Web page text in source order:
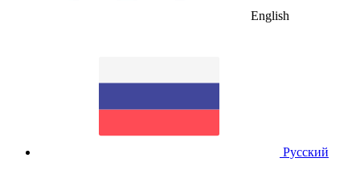
English
Русский